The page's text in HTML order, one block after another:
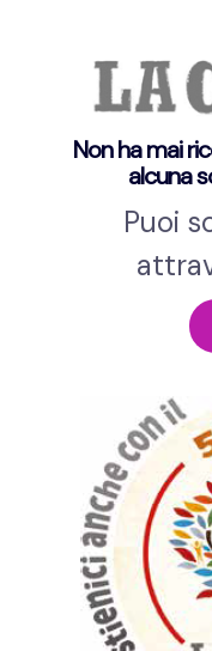
Non ha mai
alcuna
Puoi